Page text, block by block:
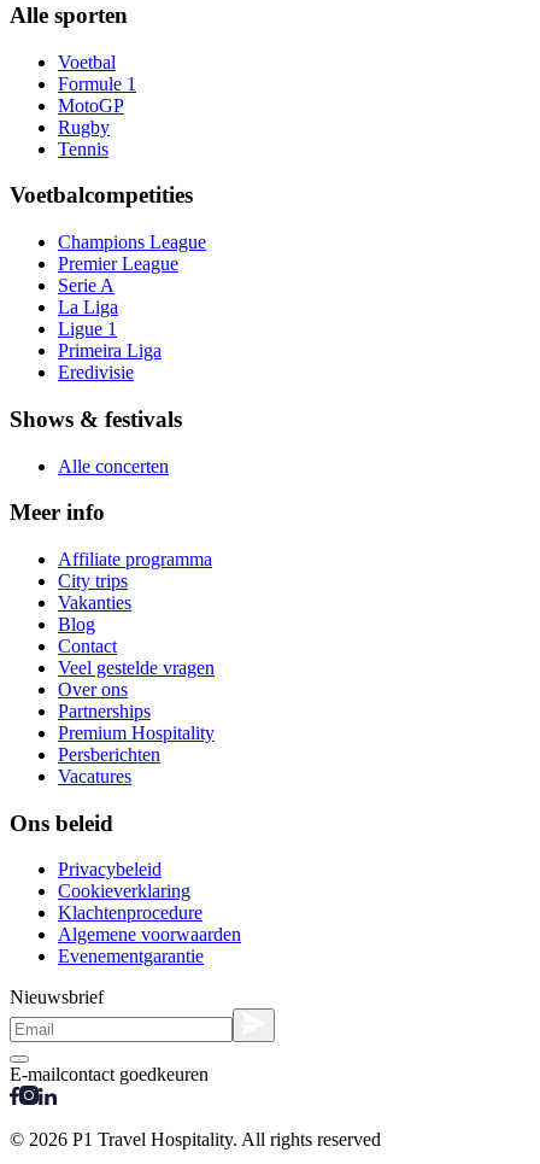
Alle sporten
Voetbal
Formule 1
MotoGP
Rugby
Tennis
Voetbalcompetities
Champions League
Premier League
Serie A
La Liga
Ligue 1
Primeira Liga
Eredivisie
Shows & festivals
Alle concerten
Meer info
Affiliate programma
City trips
Vakanties
Blog
Contact
Veel gestelde vragen
Over ons
Partnerships
Premium Hospitality
Persberichten
Vacatures
Ons beleid
Privacybeleid
Cookieverklaring
Klachtenprocedure
Algemene voorwaarden
Evenementgarantie
Nieuwsbrief
E-mailcontact goedkeuren
© 2026 P1 Travel Hospitality. All rights reserved